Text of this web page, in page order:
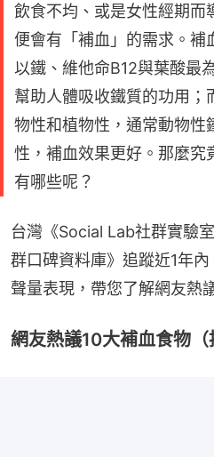
飲食不均、或是女性經期而
便會有「補血」的需求。補
以鐵、維他命B12與葉酸最
幫助人體吸收鐵質的功用；
物性和植物性，通常動物性
性，補血效果更好。那麼究
有哪些呢？
台灣《Social Lab社群實驗
群口碑資料庫》追蹤近1年
聲量表現，帶您了解網友熱
網友熱議10大補血食物（